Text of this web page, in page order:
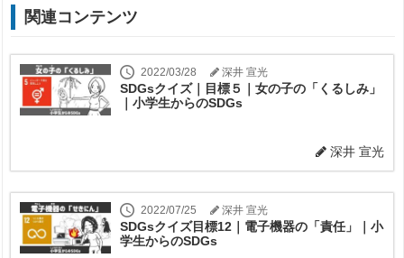
関連コンテンツ
2022/03/28 深井 宣光
SDGsクイズ｜目標５｜女の子の「くるしみ」
｜小学生からのSDGs
深井 宣光
2022/07/25 深井 宣光
SDGsクイズ目標12｜電子機器の「責任」｜小
学生からのSDGs